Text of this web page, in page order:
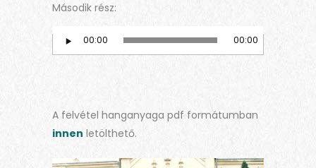
Második rész:
Audio
Player
00:00 00:00
A felvétel hanganyaga pdf formátumban
innen letölthető.